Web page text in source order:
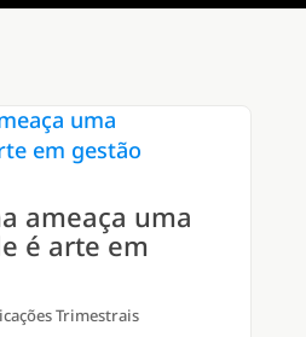
ameaça uma
é arte em
Trimestrais